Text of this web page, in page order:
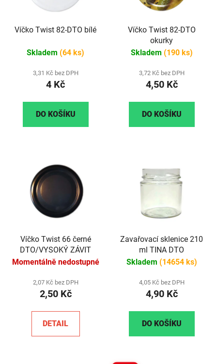
Víčko Twist 82-DTO bílé
Skladem (64 ks)
3,31 Kč bez DPH
4 Kč
DO KOŠÍKU
Víčko Twist 82-DTO
okurky
Skladem (190 ks)
3,72 Kč bez DPH
4,50 Kč
DO KOŠÍKU
Víčko Twist 66 černé
DTO/VYSOKÝ ZÁVIT
Momentálně nedostupné
2,07 Kč bez DPH
2,50 Kč
DETAIL
Zavařovací sklenice 210
ml TINA DTO
Skladem (14654 ks)
4,05 Kč bez DPH
4,90 Kč
DO KOŠÍKU